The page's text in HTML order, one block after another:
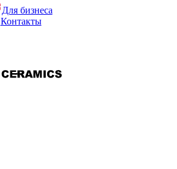
Для бизнеса
Контакты